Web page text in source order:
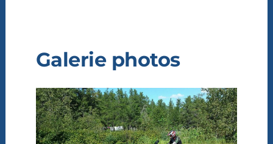
Galerie photos